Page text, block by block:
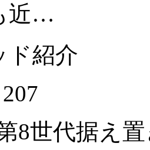
近…
ド紹介
207
8世代据え